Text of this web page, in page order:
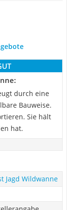
durch eine
Bauweise.
Sie hält
hat.
Jagd Wildwanne